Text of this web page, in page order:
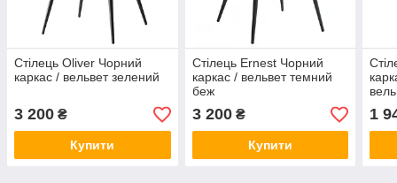
Стілець Oliver Чорний
каркас / вельвет зелений
3 200 ₴
Купити
Стілець Ernest Чорний
каркас / вельвет темний
беж
3 200₴
Купити
1